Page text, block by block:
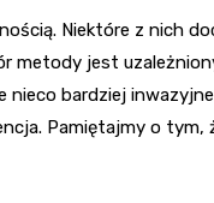
Niektóre z nich
metody jest
nieco bardziej
Pamiętajmy o